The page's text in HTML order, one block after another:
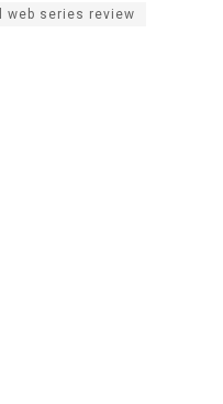
web series review